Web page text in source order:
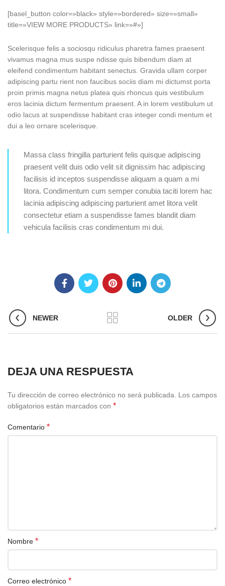
[basel_button color=»black» style=»bordered» size=»small»
title=»VIEW MORE PRODUCTS» link=»#»]
Scelerisque felis a sociosqu ridiculus pharetra fames praesent
vivamus magna mus suspe ndisse quis bibendum diam at
eleifend condimentum habitant senectus. Gravida ullam corper
adipiscing partu rient non faucibus sociis diam mi dictumst porta
proin primis magna netus platea quis rhoncus quis vestibulum
eros lacinia dictum fermentum praesent. A in lorem vestibulum ut
odio lacus at suspendisse habitant cras integer condi mentum et
dui a leo ornare scelerisque.
Massa class fringilla parturient felis quisque adipiscing
praesent velit duis odio velit sit dignissim hac adipiscing
facilisis id inceptos suspendisse aliquam a quam a mi
litora. Condimentum cum semper conubia taciti lorem hac
lacinia adipiscing adipiscing parturient amet litora velit
consectetur etiam a suspendisse fames blandit diam
vehicula facilisis cras condimentum mi dui.
NEWER OLDER
DEJA UNA RESPUESTA
Tu dirección de correo electrónico no será publicada.
Los campos
obligatorios están marcados con *
Comentario *
Nombre *
Correo electrónico *